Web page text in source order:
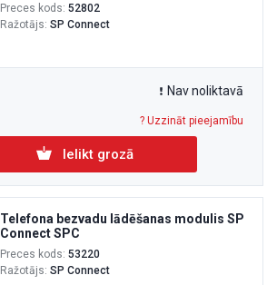
Preces kods: 52802
Ražotājs: SP Connect
Nav noliktavā
? Uzzināt pieejamību
Ielikt grozā
Telefona bezvadu lādēšanas modulis SP
Connect SPC
Preces kods: 53220
Ražotājs: SP Connect